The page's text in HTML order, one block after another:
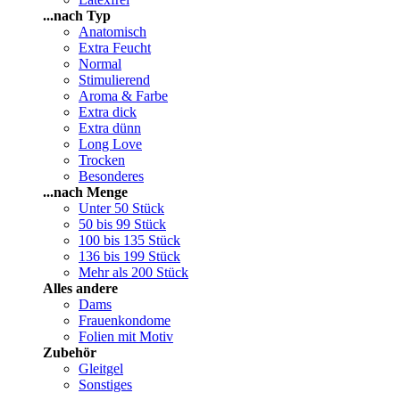
...nach Typ
Anatomisch
Extra Feucht
Normal
Stimulierend
Aroma & Farbe
Extra dick
Extra dünn
Long Love
Trocken
Besonderes
...nach Menge
Unter 50 Stück
50 bis 99 Stück
100 bis 135 Stück
136 bis 199 Stück
Mehr als 200 Stück
Alles andere
Dams
Frauenkondome
Folien mit Motiv
Zubehör
Gleitgel
Sonstiges